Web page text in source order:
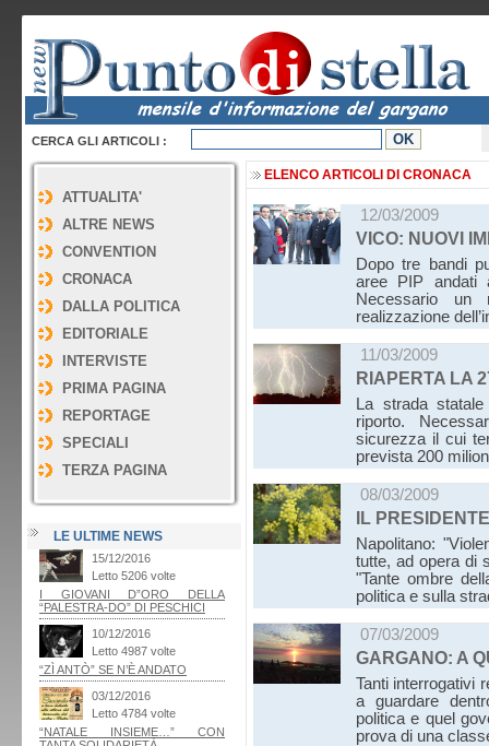
CERCA GLI ARTICOLI :
ATTUALITA'
ALTRE NEWS
CONVENTION
CRONACA
DALLA POLITICA
EDITORIALE
INTERVISTE
PRIMA PAGINA
REPORTAGE
SPECIALI
TERZA PAGINA
LE ULTIME NEWS
ELENCO ARTICOLI DI CRONACA
12/03/2009
VICO: NUOVI
Dopo tre bandi
aree PIP andati
Necessario
realizzazione
11/03/2009
RIAPERTA LA
La strada
riporto.
sicurezza il cui
prevista 200
08/03/2009
IL
Napolitano:
tutte, ad opera di
"Tante ombre
politica e sulla
07/03/2009
GARGANO: A
Tanti interrogativi
a guardare
politica e quel
prova di una